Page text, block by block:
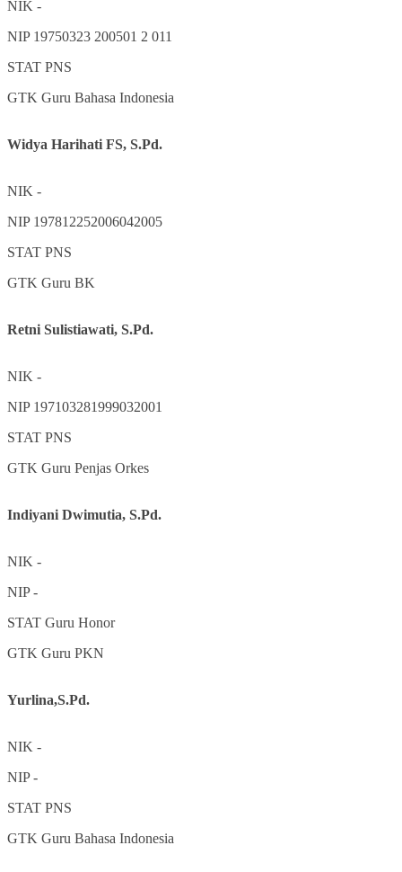
NIK -
NIP 19750323 200501 2 011
STAT PNS
GTK Guru Bahasa Indonesia
Widya Harihati FS, S.Pd.
NIK -
NIP 197812252006042005
STAT PNS
GTK Guru BK
Retni Sulistiawati, S.Pd.
NIK -
NIP 197103281999032001
STAT PNS
GTK Guru Penjas Orkes
Indiyani Dwimutia, S.Pd.
NIK -
NIP-
STAT Guru Honor
GTK Guru PKN
Yurlina,S.Pd.
NIK -
NIP-
STAT PNS
GTK Guru Bahasa Indonesia